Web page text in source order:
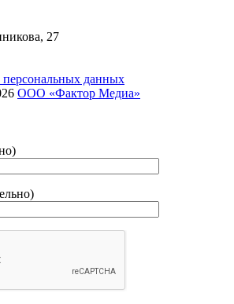
27
данных
ООО «Фактор Медиа»